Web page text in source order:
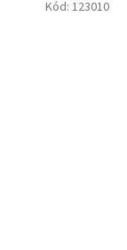
Kód: 123010